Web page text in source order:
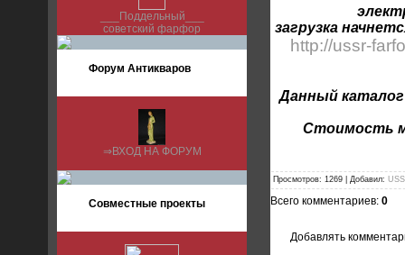
___Поддельный___
советский фарфор
Форум Антикваров
⇒ВХОД НА ФОРУМ
Совместные проекты
загрузка
http://ussr-
Данный
Стоимость
Просмотров: 1269 | Добавил:
Всего комментариев: 0
Добавлять